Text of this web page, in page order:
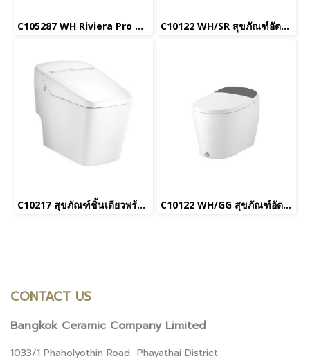
C105287 WH Riviera Pro W/Touchless 4.8L C10122 WH/SR สุขภัณฑ์อัตโนมัติ รุ่น Squibb Closet
C10217 สุขภัณฑ์ชิ้นเดียวพร้อมระบบชำระล้างแบบอัตโนมัติ (ท่อลงพื้น) รุ่น วิซิโอ C10122 WH/GG สุขภัณฑ์อัตโนมัติ รุ่น Squibb Closet
CONTACT US
Bangkok Ceramic Company Limited
1033/1 Phaholyothin Road Phayathai District